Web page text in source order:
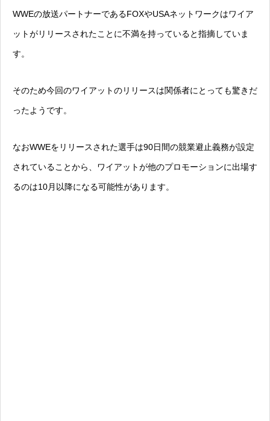
WWEの放送パートナーであるFOXやUSAネットワークはワイア
ットがリリースされたことに不満を持っていると指摘していま
す。
そのため今回のワイアットのリリースは関係者にとっても驚きだ
ったようです。
なおWWEをリリースされた選手は90日間の競業避止義務が設定
されていることから、ワイアットが他のプロモーションに出場す
るのは10月以降になる可能性があります。